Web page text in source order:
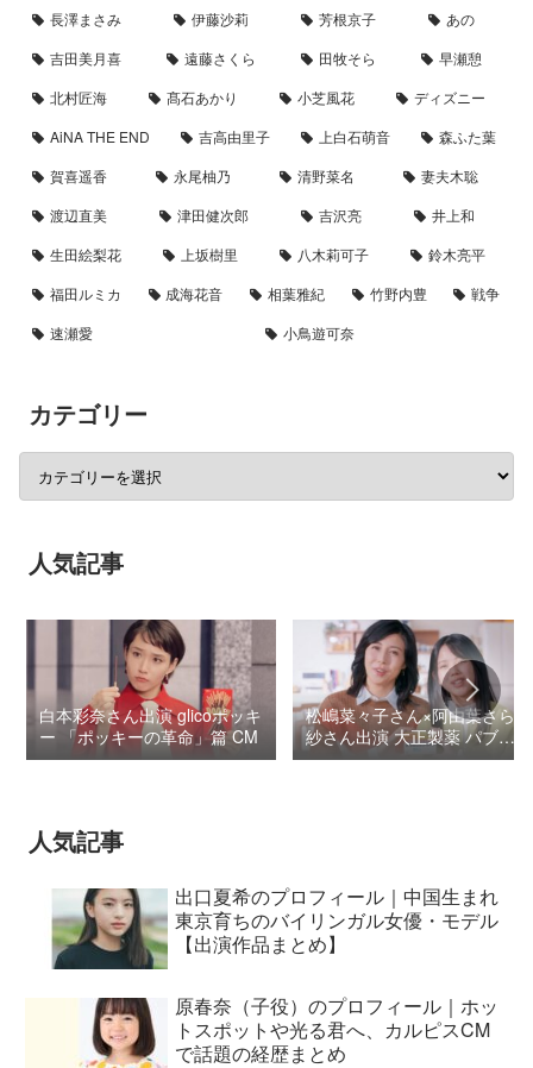
長澤まさみ
伊藤沙莉 芳根京子
あの
吉田美月喜
遠藤さくら 田牧そら
早瀬憩
北村匠海
髙石あかり 小芝風花
ディズニー
AiNA THE END
吉高由里子 上白石萌音
森ふた葉
賀喜遥香
永尾柚乃 清野菜名
妻夫木聡
渡辺直美
津田健次郎 吉沢亮
井上和
生田絵梨花
上坂樹里 八木莉可子
鈴木亮平
福田ルミカ
成海花音 相葉雅紀 竹野内豊
戦争
速瀬愛
小鳥遊可奈
カテゴリー
人気記事
白本彩奈さん出演 glicoポッキ
ー 「ポッキーの革命」篇 CM
松嶋菜々子さん×阿由葉さら
紗さん出演 大正製薬 パブロ
ンSゴールドW『いましよう
人気記事
出口夏希のプロフィール｜中国生まれ
東京育ちのバイリンガル女優・モデル
【出演作品まとめ】
原春奈（子役）のプロフィール｜ホッ
トスポットや光る君へ、カルピスCM
で話題の経歴まとめ